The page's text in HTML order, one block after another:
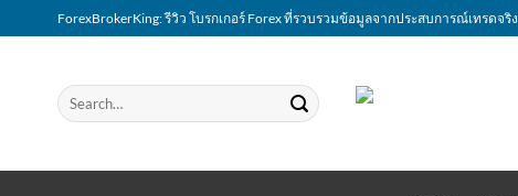
to
ForexBrokerKing: รีวิว โบรกเกอร์ Forex ที่รวบรวมข้อมูลจากประสบการณ์เทรดจริง